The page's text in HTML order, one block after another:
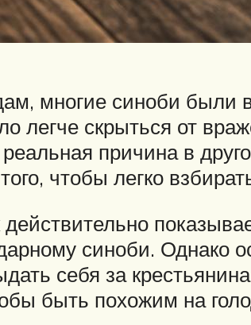
многие синоби были
легче скрыться от
причина в
чтобы легко
синоби. Однако
себя за
быть похожим на